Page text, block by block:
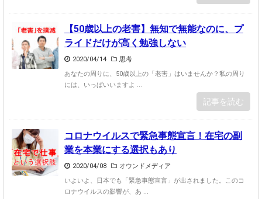
【50歳以上の老害】無知で無能なのに、プ
ライドだけが高く勉強しない
2020/04/14
思考
あなたの周りに、50歳以上の「老害」はいませんか？私の周り
には、いっぱいいますよ ...
記事を読む
コロナウイルスで緊急事態宣言！在宅の副
業を本業にする選択もあり
2020/04/08
オウンドメディア
いよいよ、日本でも「緊急事態宣言」が出されました。このコ
ロナウイルスの影響が、あ ...